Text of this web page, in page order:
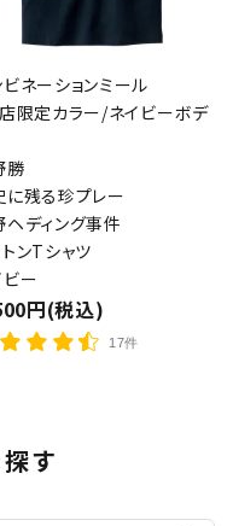
ネーションミール
店限定カラー/ネイビーボデ
勝
に残る珍プレー
ヘディング事件
ンTシャツ
ビー
円(税込)
17件
す